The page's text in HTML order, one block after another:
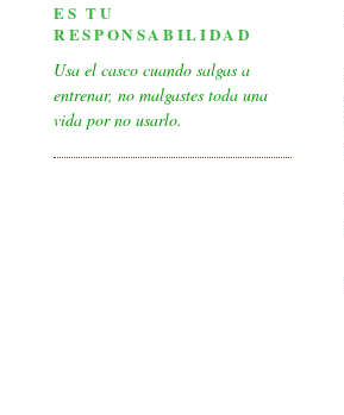
ES TU
RESPONSABILIDAD
Usa el casco cuando salgas a
entrenar, no malgastes toda una
vida por no usarlo.